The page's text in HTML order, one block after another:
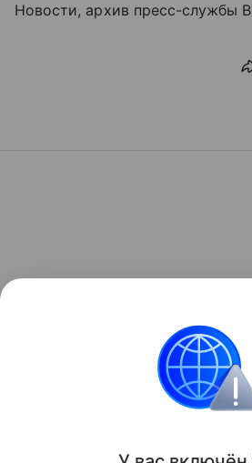
Новости, архив пресс-службы